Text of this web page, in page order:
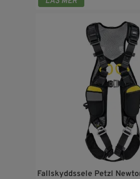
Fallskyddssele Petzl